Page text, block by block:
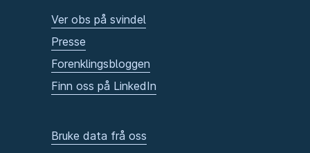
Ver obs på svindel
Presse
Forenklingsbloggen
Finn oss på LinkedIn
Bruke data frå oss